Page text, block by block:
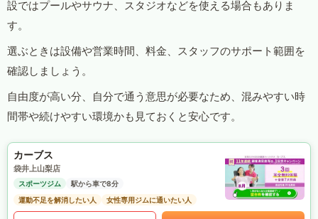
設ではプールやサウナ、スタジオなどを使える場合もありま
す。
選ぶときは設備や営業時間、料金、スタッフのサポート範囲を
確認しましょう。
自由度が高い分、自分で通う意思が必要なため、混みやすい時
間帯や続けやすい環境かも見ておくと安心です。
カーブス
袋井上山梨店
スポーツジム
駅から車で8分
運動不足を解消したい人
女性専用ジムに通いたい人